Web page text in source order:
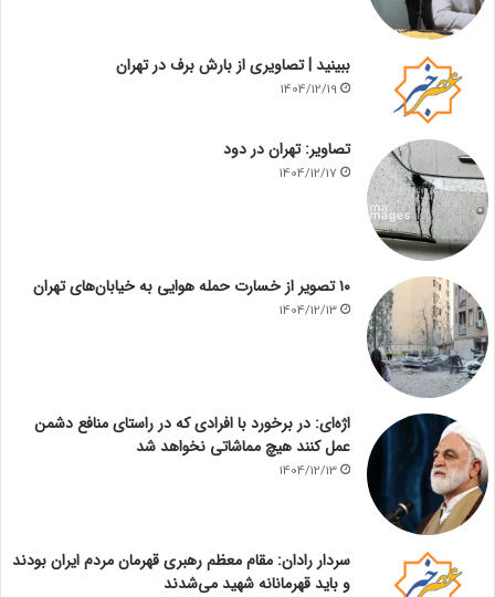
ببینید | تصاویری از بارش برف در تهران
1404/12/19
تصاویر: تهران در دود
1404/12/17
۱۰ تصویر از خسارت حمله هوایی به خیابان‌های تهران
1404/12/13
اژه‌ای: در برخورد با افرادی که در راستای منافع دشمن
عمل کنند هیچ مماشاتی نخواهد شد
1404/12/13
سردار رادان: مقام معظم رهبری قهرمان مردم ایران بودند
و باید قهرمانانه شهید می‌شدند